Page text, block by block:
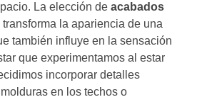
La elección de acabados
transforma la apariencia de una
también influye en la sensación
que experimentamos al estar
incorporar detalles
en los techos o